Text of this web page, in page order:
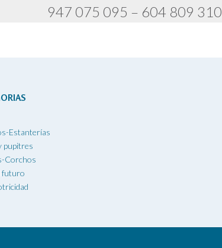
947 075 095 – 604 809 310
Estanterías
pupitres
Corchos
futuro